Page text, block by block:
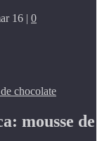
16 | 0
mousse de